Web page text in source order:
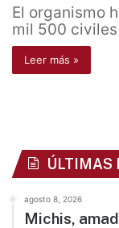
El organismo
mil 500
Leer más »
ÚLTIMAS
agosto 8, 2026
Michis,